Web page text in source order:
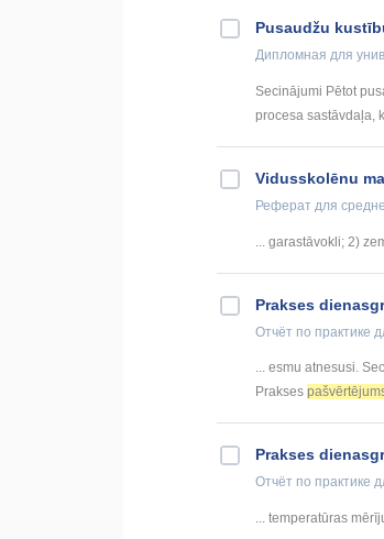
Pusaudžu
Дипломная для
Secinājumi Pētot
procesa sastāvdaļa,
Vidusskolēnu
Реферат для
... garastāvokli; 2)
Prakses
Отчёт по практике
... esmu atnesusi.
Prakses
Prakses
Отчёт по практике
... temperatūras